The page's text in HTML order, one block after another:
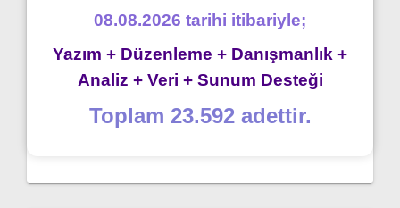
08.08.2026 tarihi itibariyle;
Yazım + Düzenleme + Danışmanlık +
Analiz + Veri + Sunum Desteği
Toplam 23.592 adettir.